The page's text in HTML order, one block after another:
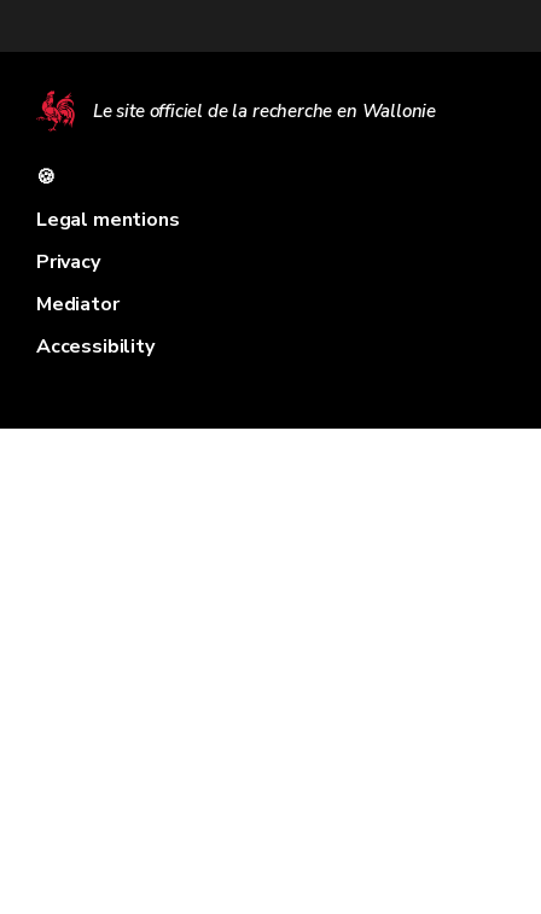
Le site officiel de la recherche en Wallonie
🍪
Legal mentions
Privacy
Mediator
Accessibility